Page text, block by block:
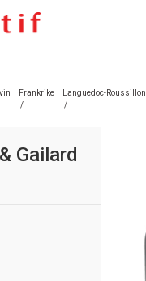
Frankrike
/
Languedoc-Roussillon
/
Gailard